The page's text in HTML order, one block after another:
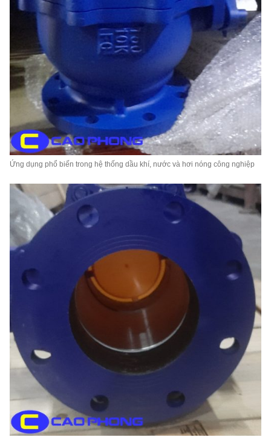
Ứng dụng phổ biến trong hệ thống dầu khí, nước và hơi nóng công nghiệp